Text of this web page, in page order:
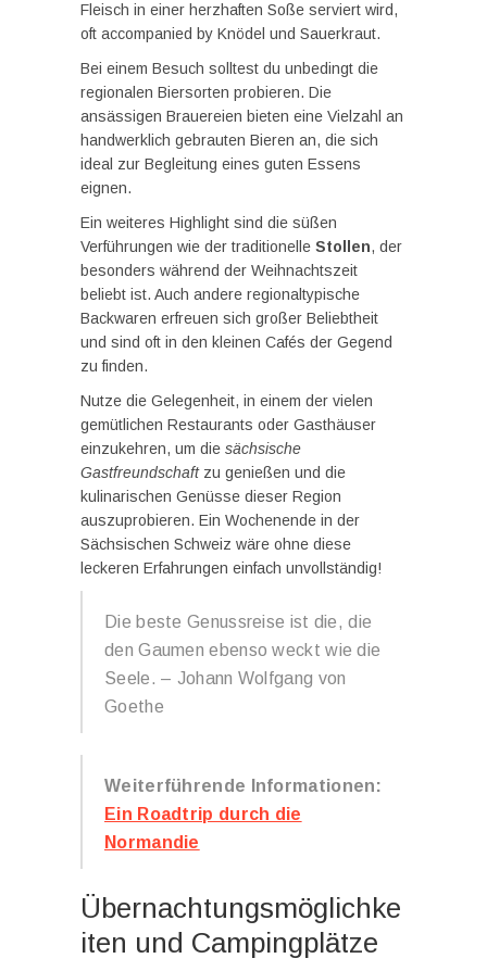
Fleisch in einer herzhaften Soße serviert wird,
oft accompanied by Knödel und Sauerkraut.
Bei einem Besuch solltest du unbedingt die
regionalen Biersorten probieren. Die
ansässigen Brauereien bieten eine Vielzahl an
handwerklich gebrauten Bieren an, die sich
ideal zur Begleitung eines guten Essens
eignen.
Ein weiteres Highlight sind die süßen
Verführungen wie der traditionelle Stollen, der
besonders während der Weihnachtszeit
beliebt ist. Auch andere regionaltypische
Backwaren erfreuen sich großer Beliebtheit
und sind oft in den kleinen Cafés der Gegend
zu finden.
Nutze die Gelegenheit, in einem der vielen
gemütlichen Restaurants oder Gasthäuser
einzukehren, um die sächsische
Gastfreundschaftzu genießen und die
kulinarischen Genüsse dieser Region
auszuprobieren. Ein Wochenende in der
Sächsischen Schweiz wäre ohne diese
leckeren Erfahrungen einfach unvollständig!
Die beste Genussreise ist die, die
den Gaumen ebenso weckt wie die
Seele. – Johann Wolfgang von
Goethe
Weiterführende Informationen:
Ein Roadtrip durch die
Normandie
Übernachtungsmöglichke
iten und Campingplätze